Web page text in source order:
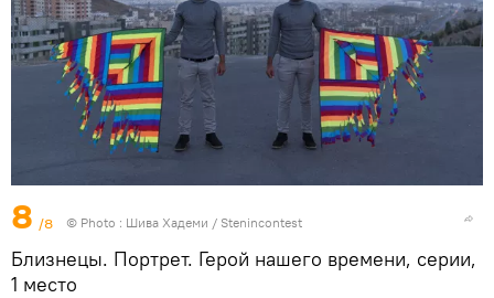
8 /8 © Photo : Шива Хадеми / Stenincontest
Близнецы. Портрет. Герой нашего времени, серии,
1 место